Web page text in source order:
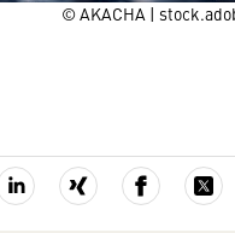
© AKACHA |